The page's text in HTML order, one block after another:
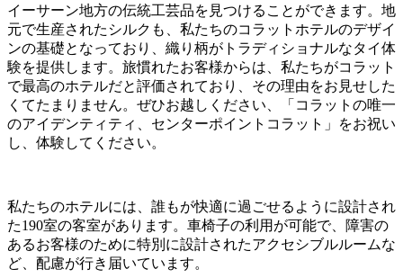
イーサーン地方の伝統工芸品を見つけることができます。地
元で生産されたシルクも、私たちのコラットホテルのデザイ
ンの基礎となっており、織り柄がトラディショナルなタイ体
験を提供します。旅慣れたお客様からは、私たちがコラット
で最高のホテルだと評価されており、その理由をお見せした
くてたまりません。ぜひお越しください、「コラットの唯一
のアイデンティティ、センターポイントコラット」をお祝い
し、体験してください。
私たちのホテルには、誰もが快適に過ごせるように設計され
た190室の客室があります。車椅子の利用が可能で、障害の
あるお客様のために特別に設計されたアクセシブルルームな
ど、配慮が行き届いています。